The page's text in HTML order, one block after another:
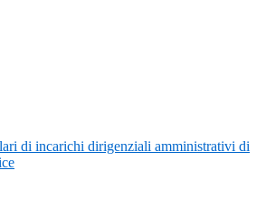
di incarichi dirigenziali amministrativi di